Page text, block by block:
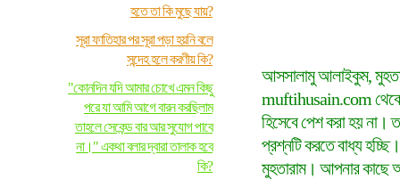
হতে তা কি মুছে যায়?
সূরা ফাতিহার পর সূরা পড়া হয়নি বলে
সন্দেহ হলে করণীয় কি?
"কোনদিন যদি আমার চোখে এমন কিছু
পরে যা আমি আগে বারন করছিলাম
তাহলে সেকেন্ড বার আর সুযোগ পাবে
না।" একথা বলার দ্বারা তালাক হবে
কি?
আসসালামু আলাইকুম,
muftihusain.com থেকে
হিসেবে পেশ করা হয় না।
প্রশ্নটি করতে বাধ্য হচ্ছি।
মুহতারাম। আপনার কাছে